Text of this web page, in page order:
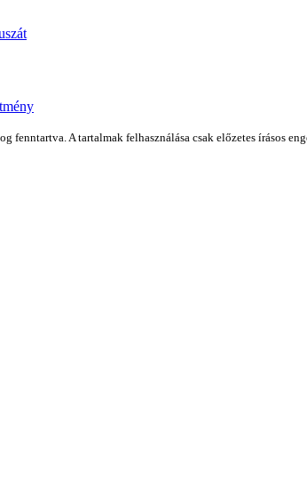
A tartalmak felhasználása csak előzetes írásos